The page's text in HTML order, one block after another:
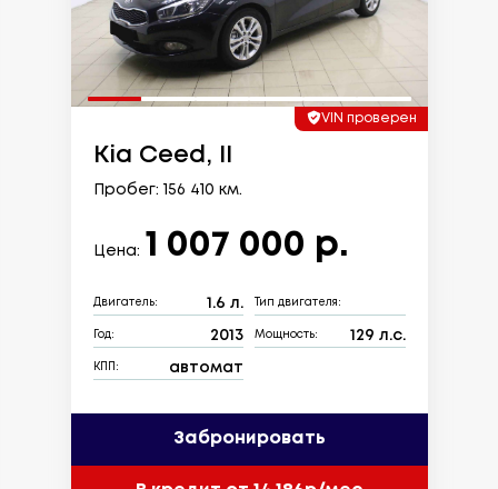
VIN проверен
Kia Ceed, II
Пробег: 156 410 км.
Цена: 1 007 000 р.
Двигатель: 1.6 л. Тип двигателя:
Год: 2013 Мощность: 129 л.с.
КПП: автомат
Забронировать